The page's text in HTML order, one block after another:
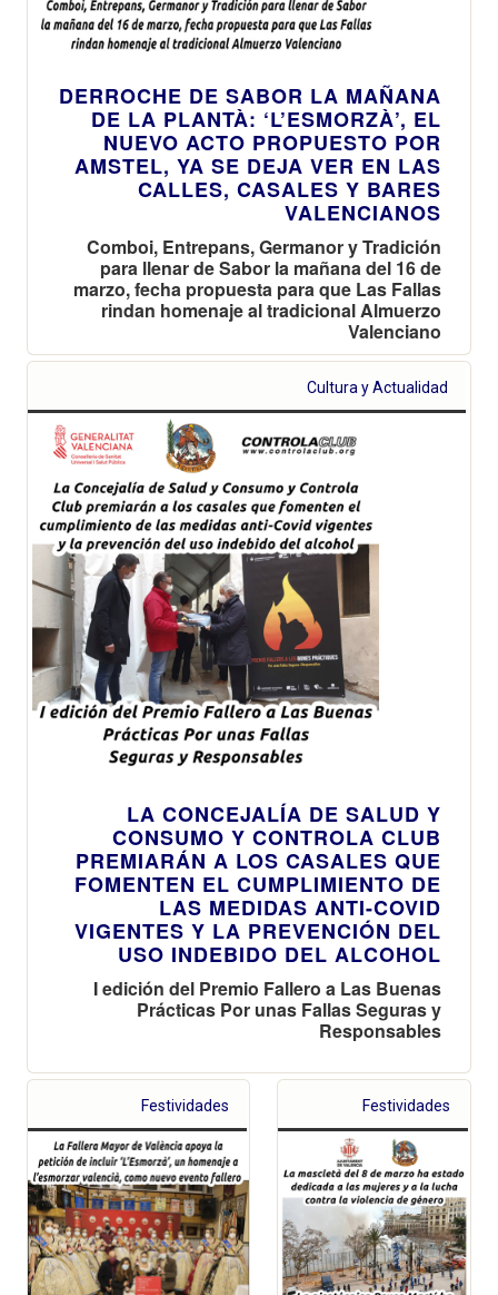
DERROCHE DE SABOR LA MAÑANA
DE LA PLANTÀ: ‘L’ESMORZÀ’, EL
NUEVO ACTO PROPUESTO POR
AMSTEL, YA SE DEJA VER EN LAS
CALLES, CASALES Y BARES
VALENCIANOS
Comboi, Entrepans, Germanor y Tradición
para llenar de Sabor la mañana del 16 de
marzo, fecha propuesta para que Las Fallas
rindan homenaje al tradicional Almuerzo
Valenciano
Cultura y Actualidad
LA CONCEJALÍA DE SALUD Y
CONSUMO Y CONTROLA CLUB
PREMIARÁN A LOS CASALES QUE
FOMENTEN EL CUMPLIMIENTO DE
LAS MEDIDAS ANTI-COVID
VIGENTES Y LA PREVENCIÓN DEL
USO INDEBIDO DEL ALCOHOL
I edición del Premio Fallero a Las Buenas
Prácticas Por unas Fallas Seguras y
Responsables
Festividades Festividades